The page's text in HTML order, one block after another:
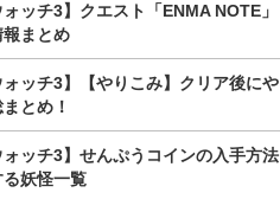
ォッチ3】クエスト「ENMA NOTE」
まとめ
ォッチ3】【やりこみ】クリア後にや
とめ！
ォッチ3】せんぷうコインの入手方法
る妖怪一覧